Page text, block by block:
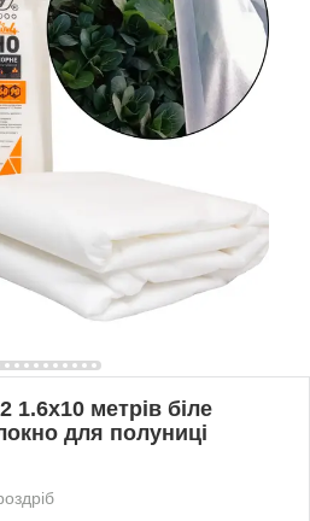
1.6х10 метрів біле
для полуниці